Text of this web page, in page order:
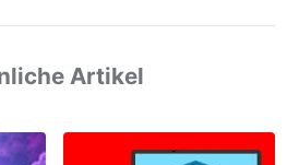
Artikel